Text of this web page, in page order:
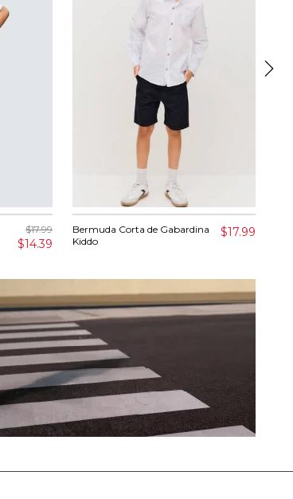
$17.99
$14.39
Bermuda Corta de Gabardina
Kiddo
$17.99